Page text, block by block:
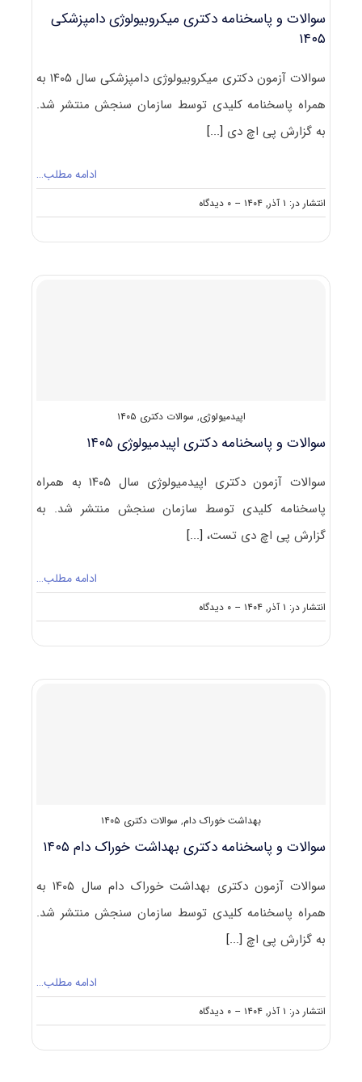
سوالات و پاسخنامه دکتری میکروبیولوژی دامپزشکی
۱۴۰۵
سوالات آزمون دکتری میکروبیولوژی دامپزشکی سال ۱۴۰۵ به
همراه پاسخنامه کلیدی توسط سازمان سنجش منتشر شد.
به گزارش پی اچ دی [...]
ادامه مطلب…
انتشار در: ۱ آذر, ۱۴۰۴ -- ۰ دیدگاه
on
سوالات
میکروبیولوژی
اپیدمیولوژی, سوالات دکتری ۱۴۰۵
سوالات و پاسخنامه دکتری اپیدمیولوژی ۱۴۰۵
سوالات آزمون دکتری اپیدمیولوژی سال ۱۴۰۵ به همراه
پاسخنامه کلیدی توسط سازمان سنجش منتشر شد. به
گزارش پی اچ دی تست،[...]
ادامه مطلب…
انتشار در: ۱ آذر, ۱۴۰۴ -- ۰ دیدگاه
on
سوالات
اپیدمیولوژی
بهداشت خوراک دام, سوالات دکتری ۱۴۰۵
سوالات و پاسخنامه دکتری بهداشت خوراک دام ۱۴۰۵
سوالات آزمون دکتری بهداشت خوراک دام سال ۱۴۰۵ به
همراه پاسخنامه کلیدی توسط سازمان سنجش منتشر شد.
به گزارش پی اچ[...]
ادامه مطلب…
انتشار در: ۱ آذر, ۱۴۰۴ -- ۰ دیدگاه
on
سوالات